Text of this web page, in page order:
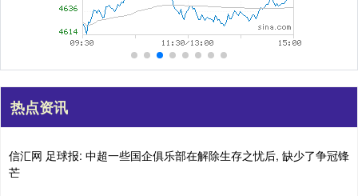
热点资讯
信汇网 足球报: 中超一些国企俱乐部在解除生存之忧后, 缺少了争冠锋
芒